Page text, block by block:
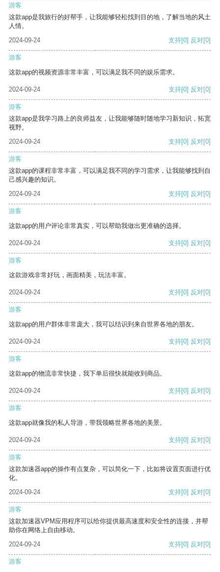
游客
这款app是我旅行的好帮手，让我能够轻松找到目的地，了解当地的风土
人情。
2024-09-24
支持[0] 反对[0]
游客
这款app的视频资源非常丰富，可以满足我不同的娱乐需求。
2024-09-24 支持[0] 反对[0]
游客
这款app是我学习路上的良师益友，让我能够随时随地学习新知识，拓宽
视野。
2024-09-24
支持[0] 反对[0]
游客
这款app的课程非常丰富，可以满足我不同的学习需求，让我能够找到自
己感兴趣的知识。
2024-09-24
支持[0] 反对[0]
游客
这款app的用户评论非常真实，可以帮助我做出更准确的选择。
2024-09-24 支持[0] 反对[0]
游客
这款游戏非常好玩，画面精美，玩法丰富。
2024-09-24 支持[0] 反对[0]
游客
这款app的用户群体非常庞大，我可以结识到来自世界各地的朋友。
2024-09-24 支持[0] 反对[0]
游客
这款app的物流非常快捷，我下单后很快就能收到商品。
2024-09-24 支持[0] 反对[0]
游客
这款app就像我的私人导游，带我领略世界各地的美景。
2024-09-24 支持[0] 反对[0]
游客
这款加速器app的操作有点复杂，可以简化一下，比如将设置页面进行优
化。
2024-09-24
支持[0] 反对[0]
游客
这款加速器VPM应用程序可以给你提供最高速度和安全性的连接，并帮
助你在网络上自由移动。
2024-09-24
支持[0] 反对[0]
游客